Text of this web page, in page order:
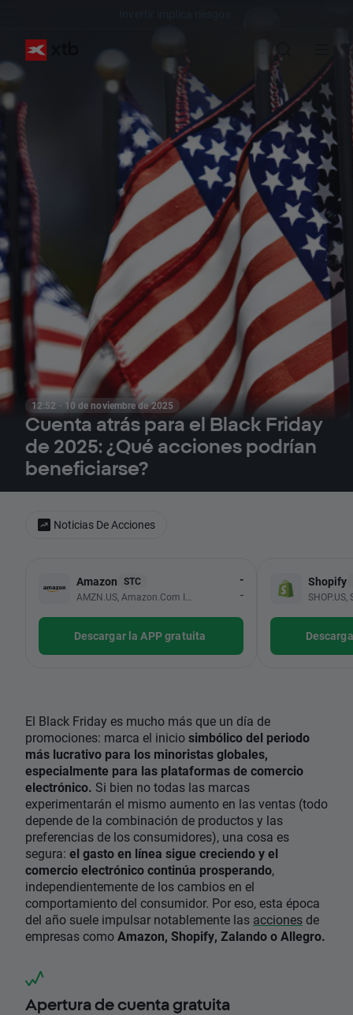
12:52 · 10 de noviembre de 2025
Cuenta atrás para el Black Friday
de 2025: ¿Qué acciones podrían
beneficiarse?
Amazon STC
AMZN.US, Amazon.com Inc
-
-
Descargar la APP gratuita
Shopify
El Black Friday es mucho más que un día de
promociones: marca el iniciosimbólico del periodo
más lucrativo para los minoristas globales,
especialmente para las plataformas de comercio
electrónico. Si bien no todas las marcas
experimentarán el mismo aumento en las ventas (todo
depende de la combinación de productos y las
preferencias de los consumidores), una cosa es
segura: el gasto en línea sigue creciendo y el
comercio electrónico continúa prosperando,
independientemente de los cambios en el
comportamiento del consumidor. Por eso, esta época
del año suele impulsar notablemente las acciones de
empresas comoAmazon, Shopify, Zalando o Allegro.
Apertura de cuenta gratuita
Noticias De Acciones